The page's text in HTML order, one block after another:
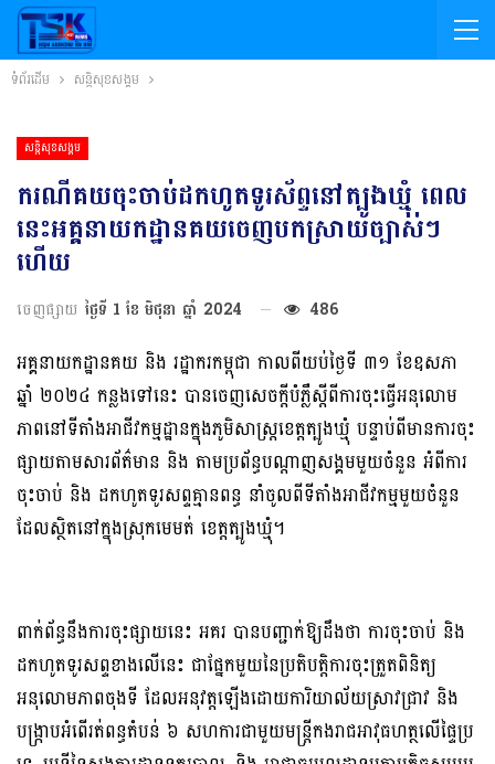
ទំព័រដើម សន្តិសុខសង្គម
សន្តិសុខសង្គម
ករណីគយចុះចាប់ដកហូតទូរស័ព្ទនៅត្បូងឃ្មុំ ពេល
នេះអគ្គនាយកដ្ឋានគយចេញបកស្រាយច្បាស់ៗ
ហើយ
ចេញផ្សាយ ថ្ងៃទី 1 ខែ មិថុនា ឆ្នាំ 2024 486
អគ្គនាយកដ្ឋានគយ និង រដ្ឋាករកម្ពុជា កាលពីយប់ថ្ងៃទី ៣១ ខែឧសភា
ឆ្នាំ ២០២៤ កន្លងទៅនេះ បានចេញសេចក្តីបំភ្លឺស្តីពីការចុះធ្វើអនុលោម
ភាពនៅទីតាំងអាជីវកម្មដ្ឋានក្នុងភូមិសាស្ត្រខេត្តត្បូងឃ្មុំ បន្ទាប់ពីមានការចុះ
ផ្សាយតាមសារព័ត៌មាន និង តាមប្រព័ន្ធបណ្តាញសង្គមមួយចំនួន អំពីការ
ចុះចាប់ និង ដកហូតទូរសព្ទគ្មានពន្ធ នាំចូលពីទីតាំងអាជីវកម្មមួយចំនួន
ដែលស្ថិតនៅក្នុងស្រុកមេមត់ ខេត្តត្បូងឃ្មុំ។
ពាក់ព័ន្ធនឹងការចុះផ្សាយនេះ អគរ បានបញ្ជាក់ឱ្យដឹងថា ការចុះចាប់ និង
ដកហូតទូរសព្ទខាងលើនេះ ជាផ្នែកមួយនៃប្រតិបត្តិការចុះត្រួតពិនិត្យ
អនុលោមភាពចុងទី ដែលអនុវត្តឡើងដោយការិយាល័យស្រាវជ្រាវ និង
បង្ក្រាបអំពើរត់ពន្ធតំបន់ ៦ សហការជាមួយមន្ត្រីកងរាជអាវុធហត្ថលើផ្ទៃប្រ